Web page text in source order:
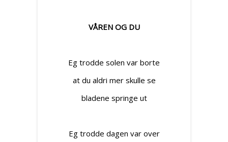
VÅREN OG DU
Eg trodde solen var borte
at du aldri mer skulle se
bladene springe ut
Eg trodde dagen var over